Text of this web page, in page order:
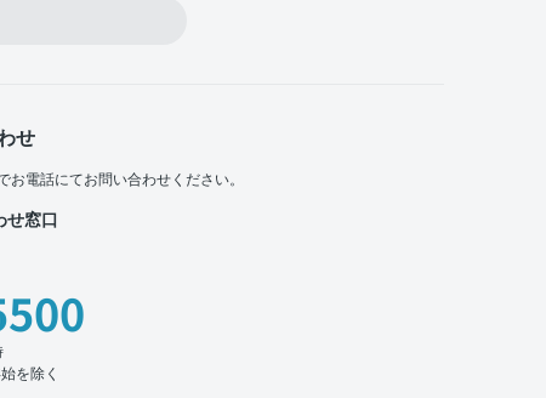
せ
お電話にてお問い合わせください。
せ窓口
を除く